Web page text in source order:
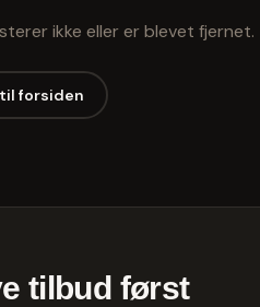
ikke eller er blevet fjernet.
forsiden
tilbud først